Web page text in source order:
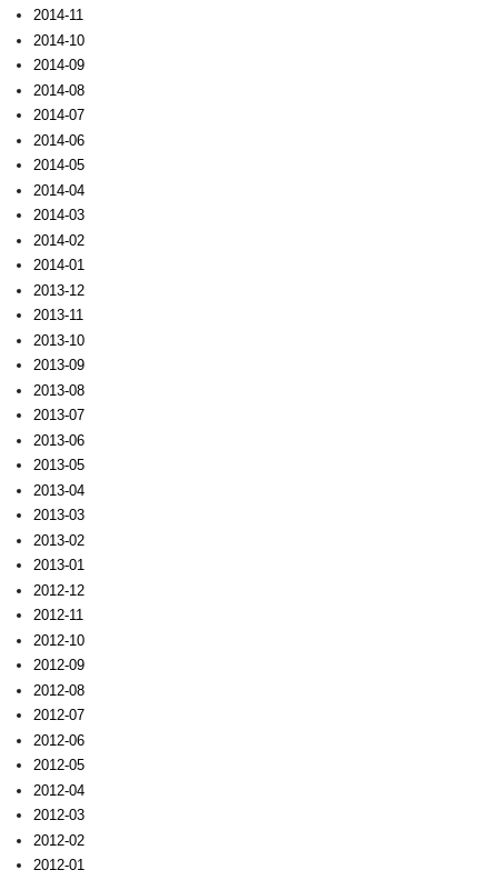
2014-11
2014-10
2014-09
2014-08
2014-07
2014-06
2014-05
2014-04
2014-03
2014-02
2014-01
2013-12
2013-11
2013-10
2013-09
2013-08
2013-07
2013-06
2013-05
2013-04
2013-03
2013-02
2013-01
2012-12
2012-11
2012-10
2012-09
2012-08
2012-07
2012-06
2012-05
2012-04
2012-03
2012-02
2012-01